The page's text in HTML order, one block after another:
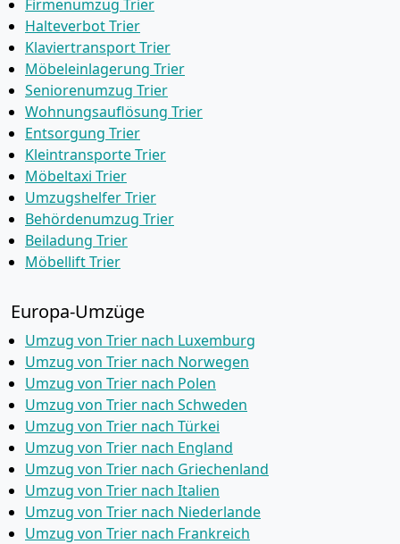
Firmenumzug Trier
Halteverbot Trier
Klaviertransport Trier
Möbeleinlagerung Trier
Seniorenumzug Trier
Wohnungsauflösung Trier
Entsorgung Trier
Kleintransporte Trier
Möbeltaxi Trier
Umzugshelfer Trier
Behördenumzug Trier
Beiladung Trier
Möbellift Trier
Europa-Umzüge
Umzug von Trier nach Luxemburg
Umzug von Trier nach Norwegen
Umzug von Trier nach Polen
Umzug von Trier nach Schweden
Umzug von Trier nach Türkei
Umzug von Trier nach England
Umzug von Trier nach Griechenland
Umzug von Trier nach Italien
Umzug von Trier nach Niederlande
Umzug von Trier nach Frankreich